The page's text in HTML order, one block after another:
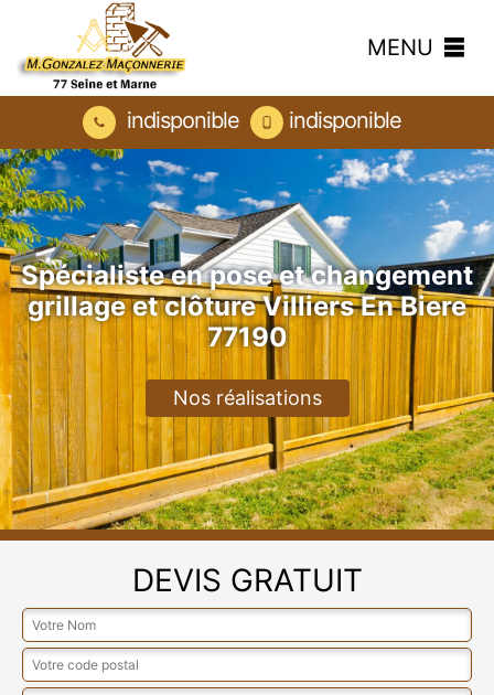
MENU
indisponible indisponible
Spécialiste en pose et changement
grillage et clôture Villiers En Biere
77190
Nos réalisations
DEVIS GRATUIT